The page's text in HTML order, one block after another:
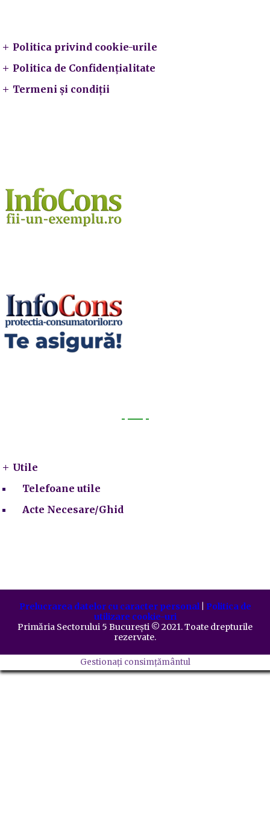
Politica privind cookie-urile
Politica de Confidențialitate
Termeni și condiții
Utile
Telefoane utile
Acte Necesare/Ghid
Prelucrarea datelor cu caracter personal| Politica de
utilizare cookie-uri
Primăria Sectorului 5 București ©️ 2021. Toate drepturile
rezervate.
Gestionați consimțământul